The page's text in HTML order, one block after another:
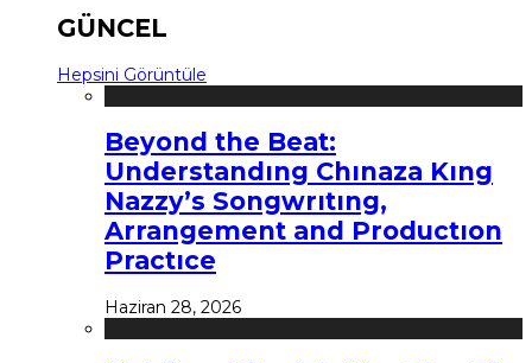
GÜNCEL
Hepsini Görüntüle
Beyond the Beat:
Understandıng Chınaza Kıng
Nazzy’s Songwrıtıng,
Arrangement and Productıon
Practıce
Haziran 28, 2026